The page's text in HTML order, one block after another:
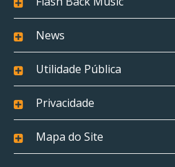
News
Utilidade Pública
Privacidade
Mapa do Site